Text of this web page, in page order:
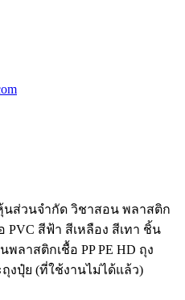
ส่วนจำกัด วิชาสอน พลาสติก
PVC สีฟ้า สีเหลือง สีเทา ชิ้น
พลาสติกเชื้อ PP PE HD ถุง
งปุ๋ย (ที่ใช้งานไม่ได้แล้ว)